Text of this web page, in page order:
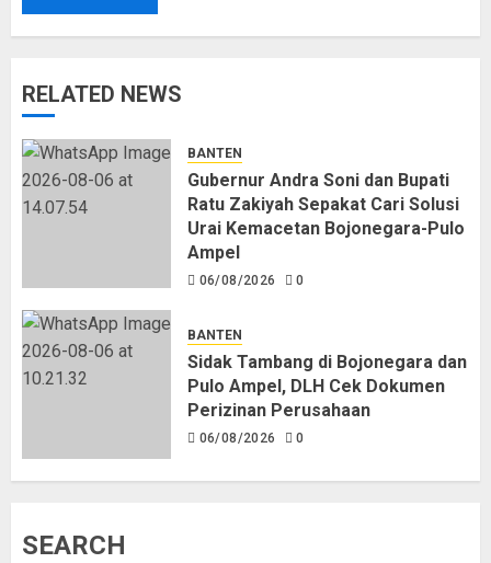
RELATED NEWS
BANTEN
Gubernur Andra Soni dan Bupati
Ratu Zakiyah Sepakat Cari Solusi
Urai Kemacetan Bojonegara-Pulo
Ampel
06/08/2026 0
BANTEN
Sidak Tambang di Bojonegara dan
Pulo Ampel, DLH Cek Dokumen
Perizinan Perusahaan
06/08/2026 0
SEARCH